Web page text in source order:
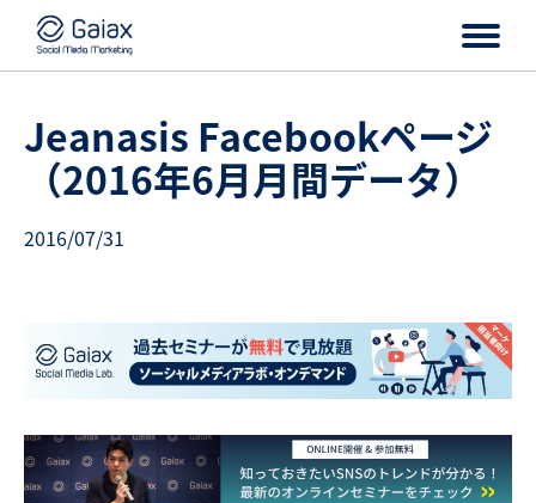
Jeanasis Facebookページ
（2016年6月月間データ）
2016/07/31